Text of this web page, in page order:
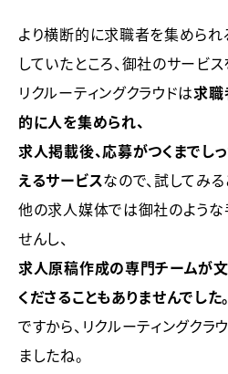
より横断的に求職者を集めら
していたところ、御社のサービ
リクルーティングクラウドは求職
的に人を集められ、
求人掲載後、応募がつくまでし
えるサービスなので、試してみる
他の求人媒体では御社のような
せんし、
求人原稿作成の専門チームが
くださることもありませんでした。
ですから、リクルーティングク
ましたね。